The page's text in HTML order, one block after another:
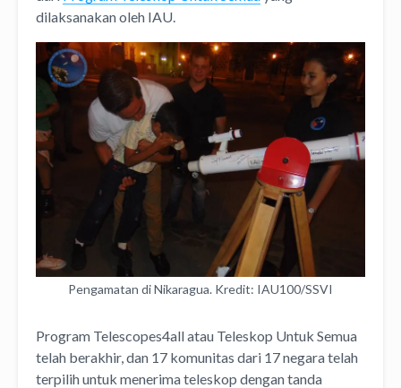
dilaksanakan oleh IAU.
Pengamatan di Nikaragua. Kredit: IAU100/SSVI
Program Telescopes4all atau Teleskop Untuk Semua
telah berakhir, dan 17 komunitas dari 17 negara telah
terpilih untuk menerima teleskop dengan tanda